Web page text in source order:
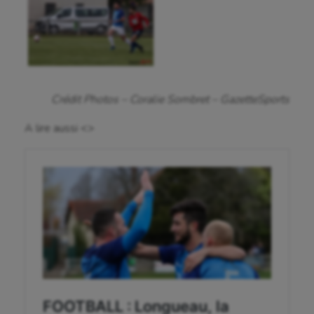
Jeux Olympiques et Paralympiques
Natation
Natation artistique
Omnisports
Outdoor
Paddle
Parkour
Crédit Photos – Coralie Sombret – GazetteSports
A lire aussi <>